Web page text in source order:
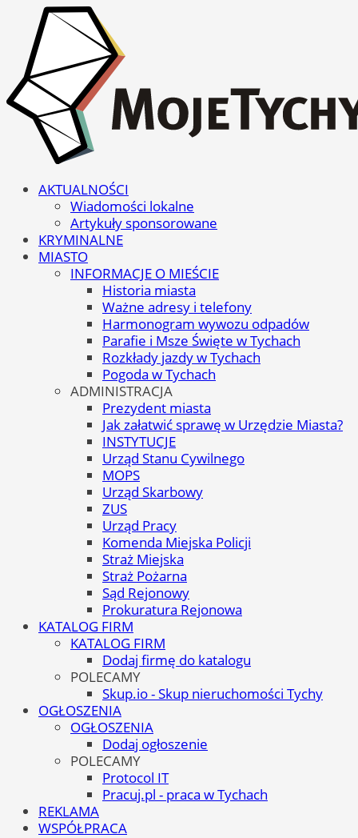
AKTUALNOŚCI
Wiadomości lokalne
Artykuły sponsorowane
KRYMINALNE
MIASTO
INFORMACJE O MIEŚCIE
Historia miasta
Ważne adresy i telefony
Harmonogram wywozu odpadów
Parafie i Msze Święte w Tychach
Rozkłady jazdy w Tychach
Pogoda w Tychach
ADMINISTRACJA
Prezydent miasta
Jak załatwić sprawę w Urzędzie Miasta?
INSTYTUCJE
Urząd Stanu Cywilnego
MOPS
Urząd Skarbowy
ZUS
Urząd Pracy
Komenda Miejska Policji
Straż Miejska
Straż Pożarna
Sąd Rejonowy
Prokuratura Rejonowa
KATALOG FIRM
KATALOG FIRM
Dodaj firmę do katalogu
POLECAMY
Skup.io - Skup nieruchomości Tychy
OGŁOSZENIA
OGŁOSZENIA
Dodaj ogłoszenie
POLECAMY
Protocol IT
Pracuj.pl - praca w Tychach
REKLAMA
WSPÓŁPRACA